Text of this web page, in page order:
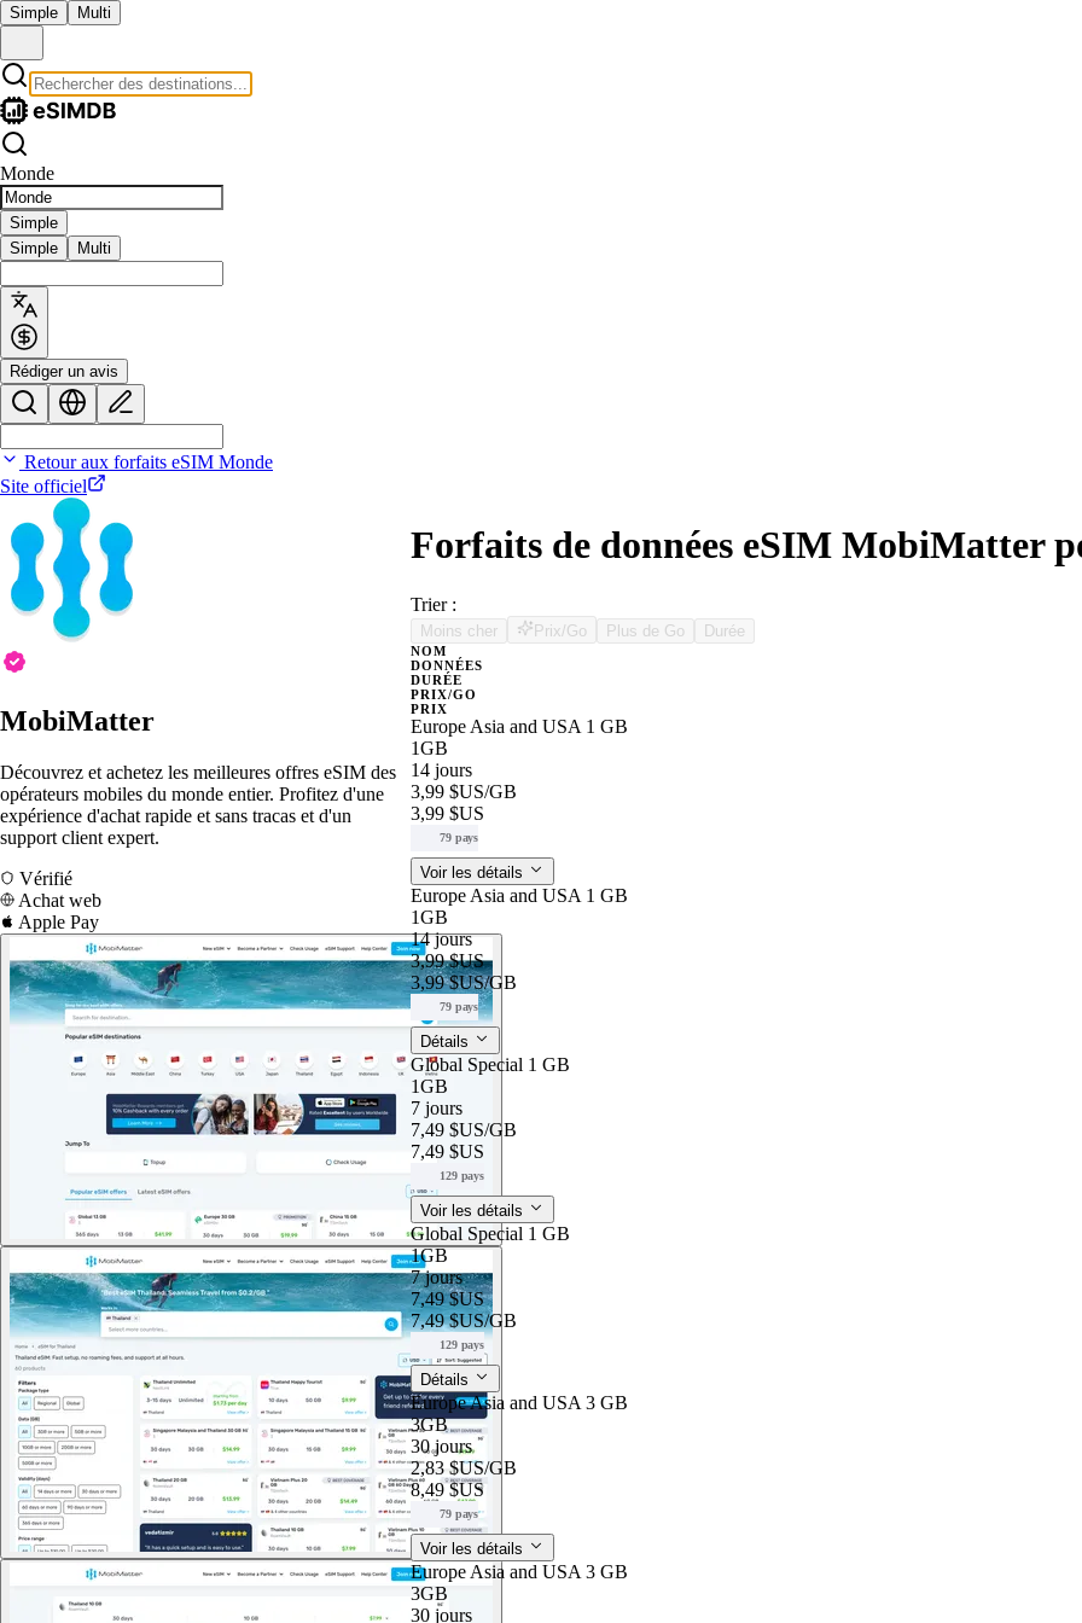
Simple Multi
Monde
Simple
Simple
Multi
Rédiger un avis
Retour aux forfaits eSIM Monde
Site officiel
MobiMatter
Découvrez et achetez les meilleures offres eSIM des
opérateurs mobiles du monde entier. Profitez d'une
expérience d'achat rapide et sans tracas et d'un
support client expert.
Vérifié
Achat web
Apple Pay
Forfaits de données eSIM MobiMatter
Trier :
Moins cher Prix/Go Plus de Go Durée
NOM
DONNÉES
DURÉE
PRIX/GO
PRIX
Europe Asia and USA 1 GB
1GB
14 jours
3,99 $US/GB
3,99 $US
79 pays
Voir les détails
Europe Asia and USA 1 GB
1GB
14 jours
3,99 $US
3,99 $US/GB
79 pays
Détails
Global Special 1 GB
1GB
7 jours
7,49 $US/GB
7,49 $US
129 pays
Voir les détails
Global Special 1 GB
1GB
7 jours
7,49 $US
7,49 $US/GB
129 pays
Détails
Europe Asia and USA 3 GB
3GB
30 jours
2,83 $US/GB
8,49 $US
79 pays
Voir les détails
Europe Asia and USA 3 GB
3GB
30 jours